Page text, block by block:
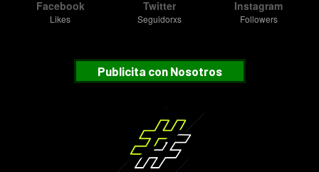
Facebook
Likes
Twitter
Seguidorxs
Instagram
Followers
Publicita con Nosotros
Suscribete
¿Desea recibir nuestras notificaciones?